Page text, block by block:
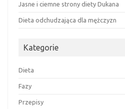
Jasne i ciemne strony diety Dukana
Dieta odchudzająca dla mężczyzn
Kategorie
Dieta
Fazy
Przepisy